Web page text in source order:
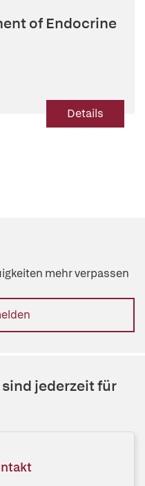
of Endocrine
Details
mehr verpassen
sind jederzeit für